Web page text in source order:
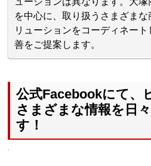
を中心に、取り扱うさまざま
リューションをコーディネー
善をご提案します。
公式Facebookにて、
さまざまな情報を日
す！